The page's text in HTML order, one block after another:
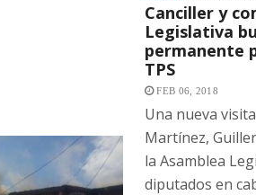
Canciller y
Legislativa
permanente
TPS
FEB 06, 2018
Una nueva
Martínez,
la Asamblea
diputados en